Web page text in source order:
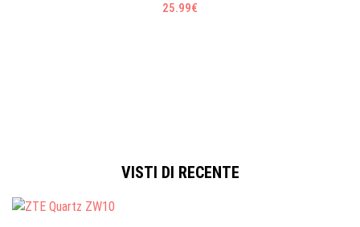
25.99€
VISTI DI RECENTE